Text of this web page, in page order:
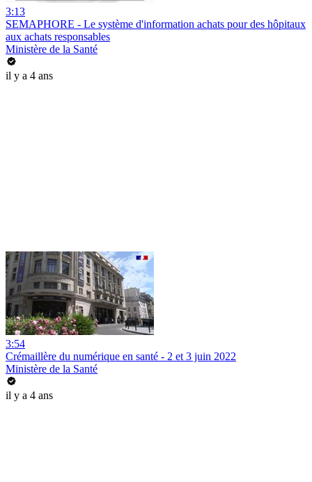
3:13
SEMAPHORE - Le système d'information achats pour des hôpitaux
aux achats responsables
Ministère de la Santé
il y a 4 ans
3:54
Crémaillère du numérique en santé - 2 et 3 juin 2022
Ministère de la Santé
il y a 4 ans